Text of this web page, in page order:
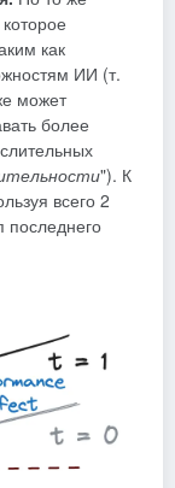
как
ИИ (т.
может
более
"). К
всего 2
последнего